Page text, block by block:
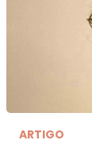
ARTIGO